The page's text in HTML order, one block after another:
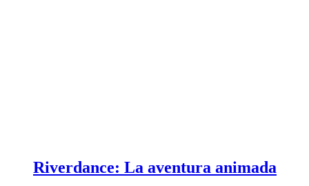
Riverdance: La aventura animada